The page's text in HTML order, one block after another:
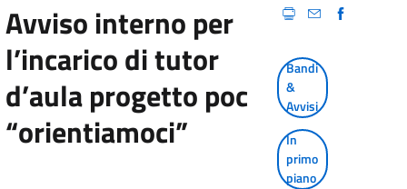
Avviso interno per
l’incarico di tutor
d’aula progetto poc
“orientiamoci”
Bandi
&
Avvisi
In
primo
piano